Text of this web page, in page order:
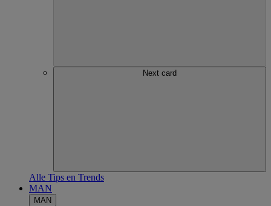
Next card
Alle Tips en Trends
MAN
MAN